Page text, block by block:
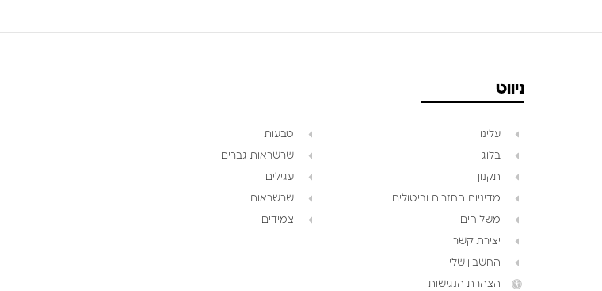
ניווט
עלינו
בלוג
תקנון
מדיניות החזרות וביטולים
משלוחים
יצירת קשר
החשבון שלי
הצהרת הנגישות
טבעות
שרשראות גברים
עגילים
שרשראות
צמידים